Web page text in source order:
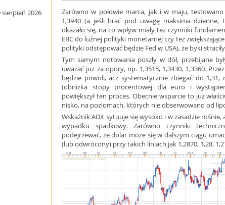
sierpień 2026
Zarówno w połowie marca, jak i w maju,
1,3940 (a jeśli brać pod uwagę maksima dzienne,
okazało się, na co wpływ miały też czynniki
EBC do luźnej polityki monetarnej czy też
polityki odstępować będzie Fed w USA), że byki straciły
Tym samym notowania poszły w dół, przebijane
uważać już za opory, np. 1,3515, 1,3430, 1,3360.
będzie powoli, acz systematycznie zbiegać do
(obniżka stopy procentowej dla euro i
powiększył ten proces. Obecnie wsparcie to już
nisko, na poziomach, których nie obserwowano od
Wskaźnik ADX sytuuje się wysoko i w zasadzie
wypadku spadkowy. Zarówno czynniki
podejrzewać, że dolar może się w dalszym ciągu
(lub odwrócony) przy takich liniach jak 1,2870, 1,28,